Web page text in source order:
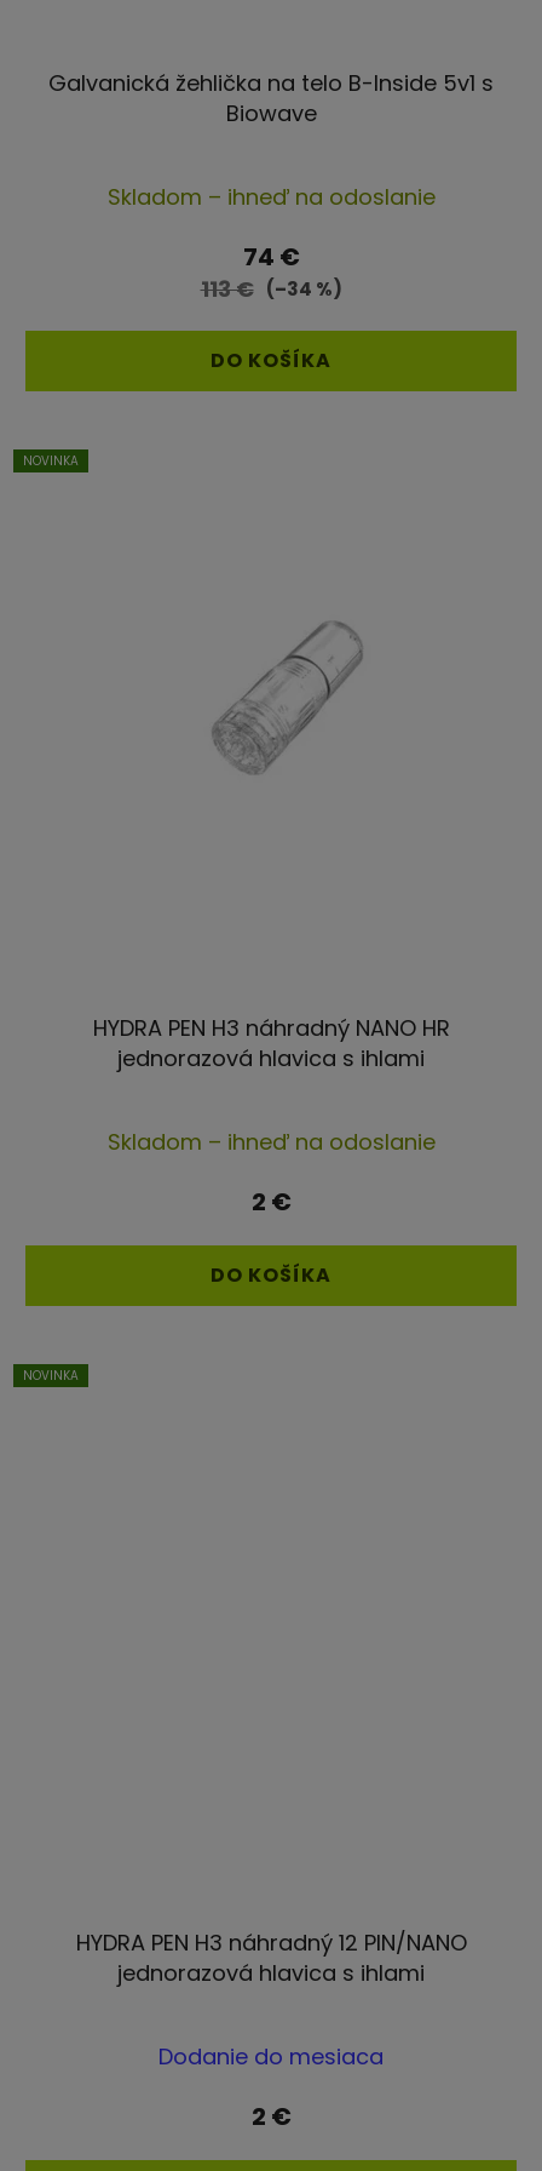
Galvanická žehlička na telo B-Inside 5v1 s
Biowave
hodnotenie
produktu
je
z
5
Skladom – ihneď na odoslanie
74 €
113 € (–34 %)
DO KOŠÍKA
NOVINKA
HYDRA PEN H3 náhradný NANO HR
jednorazová hlavica s ihlami
Skladom – ihneď na odoslanie
2 €
DO KOŠÍKA
NOVINKA
HYDRA PEN H3 náhradný 12 PIN/NANO
jednorazová hlavica s ihlami
hodnotenie
produktu
Dodanie do mesiaca
2 €